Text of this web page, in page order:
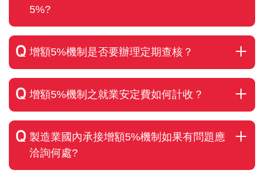
5%?
增額5%機制是否要辦理定期查核？
增額5%機制之就業安定費如何計收？
製造業國內承接增額5%機制如果有問題應
洽詢何處?